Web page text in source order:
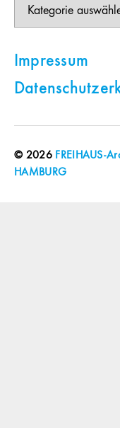
Impressum
© 2026 FREIHAUS-
HAMBURG